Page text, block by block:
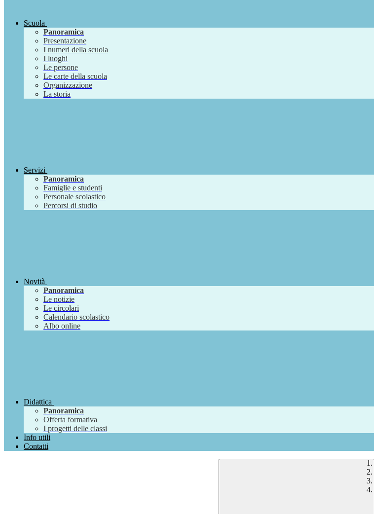
Scuola
Panoramica
Presentazione
I numeri della scuola
I luoghi
Le persone
Le carte della scuola
Organizzazione
La storia
Servizi
Panoramica
Famiglie e studenti
Personale scolastico
Percorsi di studio
Novità
Panoramica
Le notizie
Le circolari
Calendario scolastico
Albo online
Didattica
Panoramica
Offerta formativa
I progetti delle classi
Info utili
Contatti